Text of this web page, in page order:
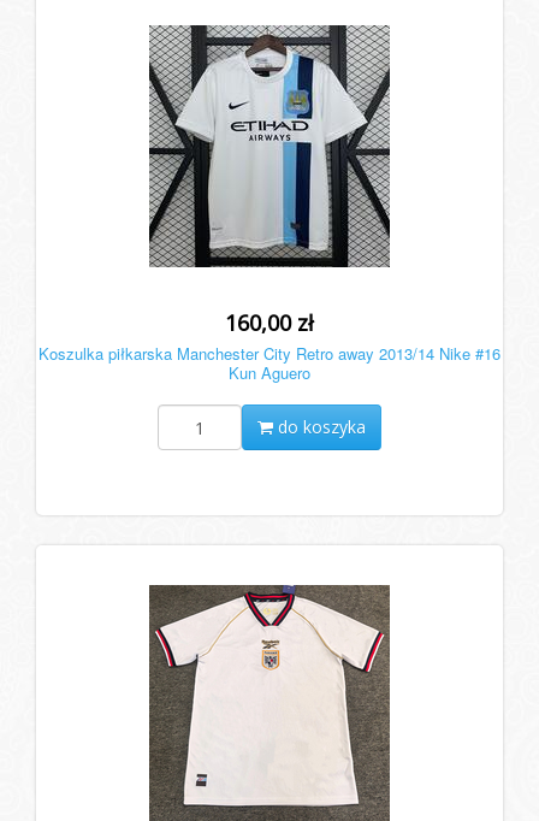
160,00 zł
Koszulka piłkarska Manchester City Retro away 2013/14 Nike #16
Kun Aguero
do koszyka